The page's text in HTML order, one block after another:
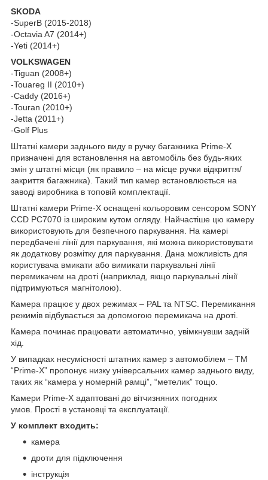
SKODA
-SuperB (2015-2018)
-Octavia A7 (2014+)
-Yeti (2014+)
VOLKSWAGEN
-Tiguan (2008+)
-Touareg II (2010+)
-Caddy (2016+)
-Touran (2010+)
-Jetta (2011+)
-Golf Plus
Штатні камери заднього виду в ручку багажника Prime-X
призначені для встановлення на автомобіль без будь-яких
змін у штатні місця (як правило – на місце ручки відкриття/
закриття багажника). Такий тип камер встановлюється на
заводі виробника в топовій комплектації.
Штатні камери Prime-X оснащені кольоровим сенсором SONY
CCD PC7070 із широким кутом огляду. Найчастіше цю камеру
використовують для безпечного паркування. На камері
передбачені лінії для паркування, які можна використовувати
як додаткову розмітку для паркування. Дана можливість для
користувача вмикати або вимикати паркувальні лінії
перемикачем на дроті (наприклад, якщо паркувальні лінії
підтримуються магнітолою).
Камера працює у двох режимах – PAL та NTSC. Перемикання
режимів відбувається за допомогою перемикача на дроті.
Камера починає працювати автоматично, увімкнувши задній
хід.
У випадках несумісності штатних камер з автомобілем – TM
“Prime-X” пропонує низку універсальних камер заднього виду,
таких як “камера у номерній рамці”, “метелик” тощо.
Камери Prime-X адаптовані до вітчизняних погодних
умов. Прості в установці та експлуатації.
У комплект входить:
камера
дроти для підключення
інструкція